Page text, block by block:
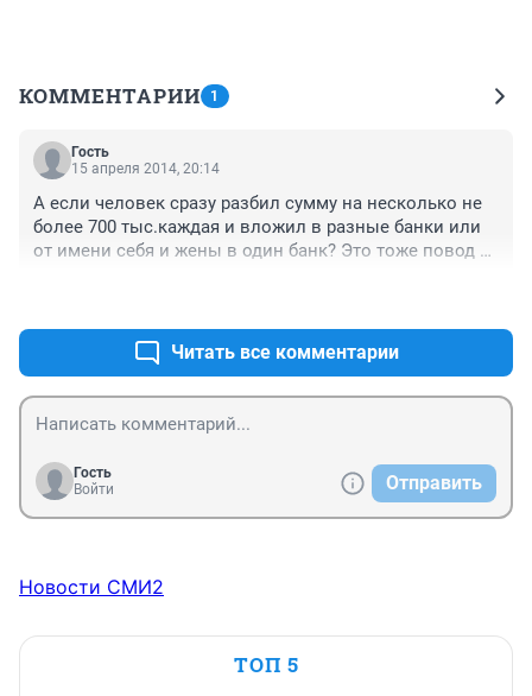
КОММЕНТАРИИ 1
Гость
15 апреля 2014, 20:14
А если человек сразу разбил сумму на несколько не
более 700 тыс.каждая и вложил в разные банки или
от имени себя и жены в один банк? Это тоже повод
Читать все комментарии
Гость
Войти
Отправить
Новости СМИ2
ТОП 5